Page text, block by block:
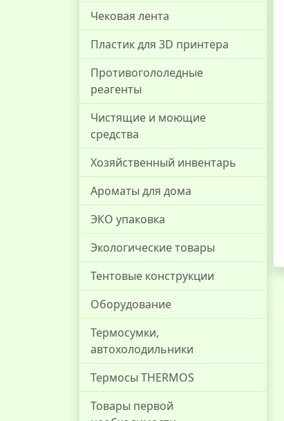
Чековая лента
Пластик для 3D принтера
Противогололедные
реагенты
Чистящие и моющие
средства
Хозяйственный инвентарь
Ароматы для дома
ЭКО упаковка
Экологические товары
Тентовые конструкции
Оборудование
Термосумки,
автохолодильники
Термосы THERMOS
Товары первой